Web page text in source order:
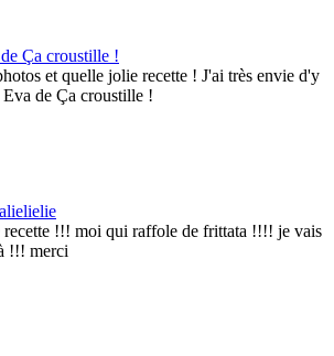
Ça croustille !
et quelle jolie recette ! J'ai très envie d'y
de Ça croustille !
recette !!! moi qui raffole de frittata !!!! je vais
!!! merci